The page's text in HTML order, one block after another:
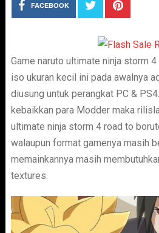
FACEBOOK
Game naruto ultimate ninja storm
iso ukuran kecil ini pada awalnya
diusung untuk perangkat PC &
kebaikkan para Modder maka
ultimate ninja storm 4 road to
walaupun format gamenya masih
memainkannya masih
textures.